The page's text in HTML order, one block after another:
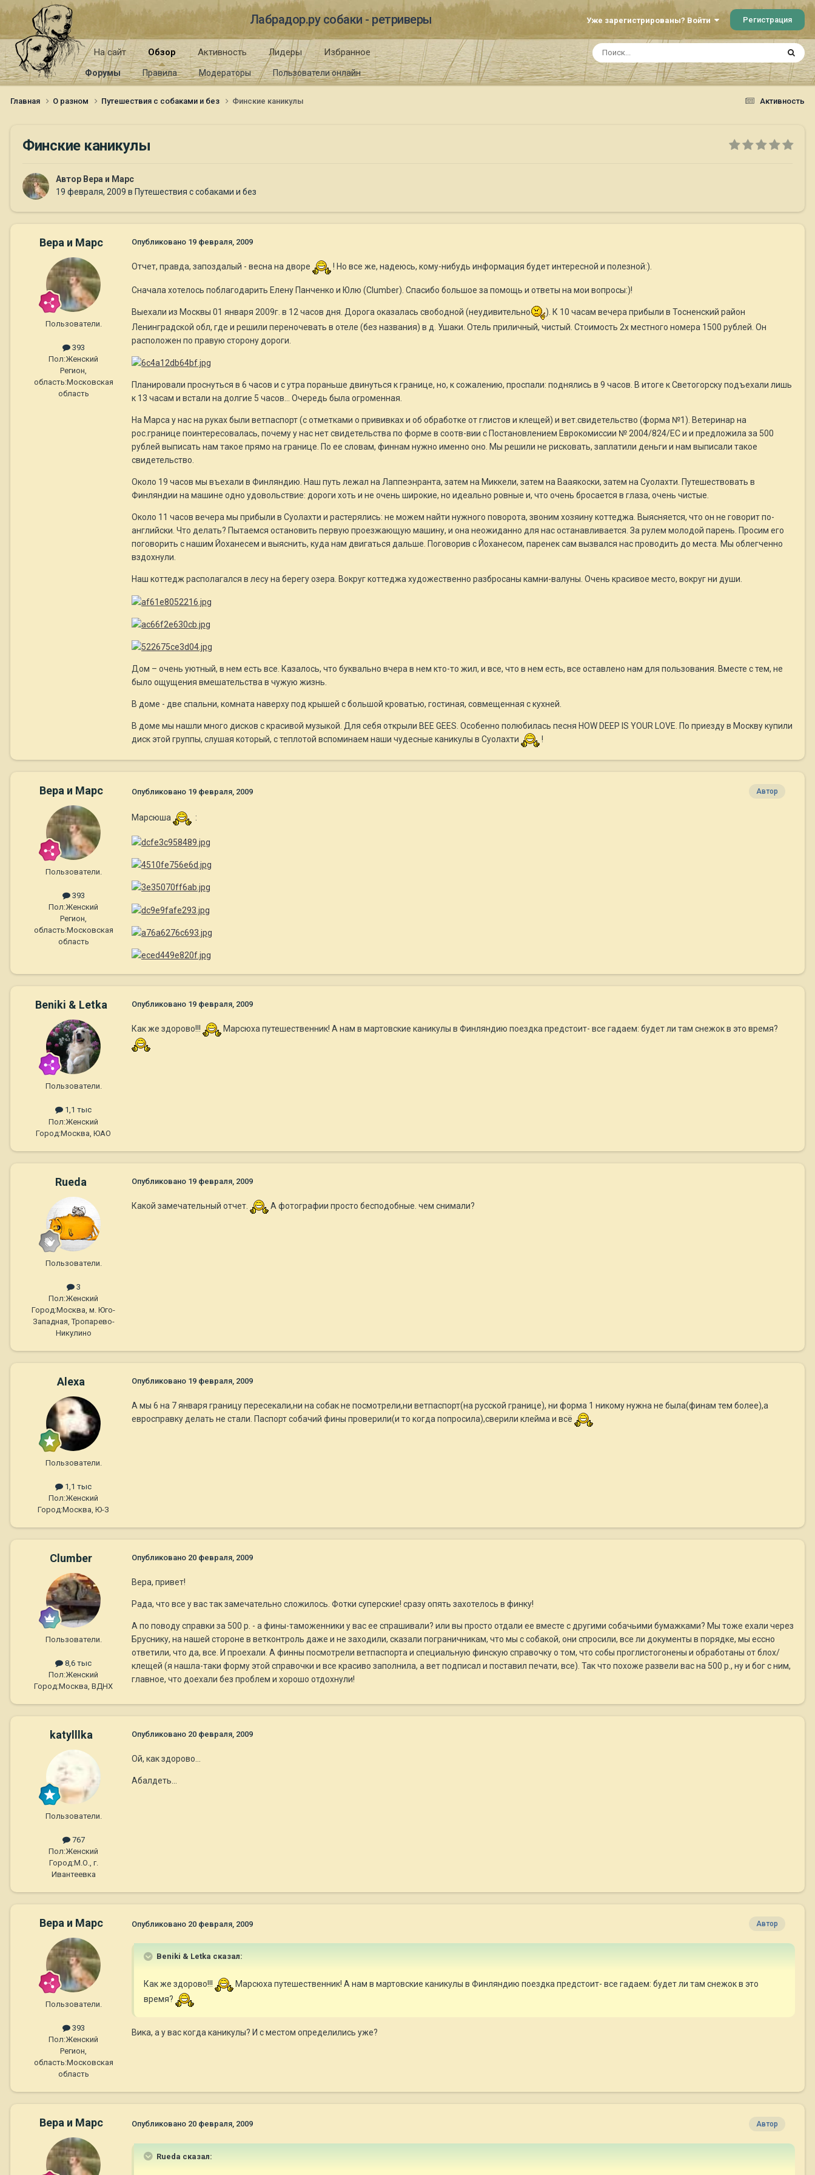
Лабрадор.ру собаки - ретриверы Уже зарегистрированы? Войти Регистрация
На сайт Обзор
Форумы Правила Модераторы Пользователи онлайн
Активность Лидеры Избранное
Активность
Главная О разном Путешествия с собаками и без Финские каникулы
Финские каникулы
Автор Вера и Марс
19 февраля, 2009 в Путешествия с собаками и без
Вера и Марс
Пользователи.
393
Пол:Женский
Регион,
область:Московская
область
Опубликовано 19 февраля, 2009
Отчет, правда, запоздалый - весна на дворе ! Но все же, надеюсь, кому-нибудь информация будет интересной и полезной:).
Сначала хотелось поблагодарить Елену Панченко и Юлю (Clumber). Спасибо большое за помощь и ответы на мои вопросы:)!
Выехали из Москвы 01 января 2009г. в 12 часов дня. Дорога оказалась свободной (неудивительно
). К 10 часам вечера прибыли в Тосненский район
Ленинградской обл, где и решили переночевать в отеле (без названия) в д. Ушаки. Отель приличный, чистый. Стоимость 2х местного номера 1500 рублей. Он
расположен по правую сторону дороги.
Планировали проснуться в 6 часов и с утра пораньше двинуться к границе, но, к сожалению, проспали: поднялись в 9 часов. В итоге к Светогорску подъехали лишь
к 13 часам и встали на долгие 5 часов… Очередь была огроменная.
На Марса у нас на руках были ветпаспорт (с отметками о прививках и об обработке от глистов и клещей) и вет.свидетельство (форма №1). Ветеринар на
рос.границе поинтересовалась, почему у нас нет свидетельства по форме в соотв-вии с Постановлением Еврокомиссии № 2004/824/EC и и предложила за 500
рублей выписать нам такое прямо на границе. По ее словам, финнам нужно именно оно. Мы решили не рисковать, заплатили деньги и нам выписали такое
свидетельство.
Около 19 часов мы въехали в Финляндию. Наш путь лежал на Лаппеэнранта, затем на Миккели, затем на Вааякоски, затем на Суолахти. Путешествовать в
Финляндии на машине одно удовольствие: дороги хоть и не очень широкие, но идеально ровные и, что очень бросается в глаза, очень чистые.
Около 11 часов вечера мы прибыли в Суолахти и растерялись: не можем найти нужного поворота, звоним хозяину коттеджа. Выясняется, что он не говорит по-
английски. Что делать? Пытаемся остановить первую проезжающую машину, и она неожиданно для нас останавливается. За рулем молодой парень. Просим его
поговорить с нашим Йоханесем и выяснить, куда нам двигаться дальше. Поговорив с Йоханесом, паренек сам вызвался нас проводить до места. Мы облегченно
вздохнули.
Наш коттедж располагался в лесу на берегу озера. Вокруг коттеджа художественно разбросаны камни-валуны. Очень красивое место, вокруг ни души.
Дом – очень уютный, в нем есть все. Казалось, что буквально вчера в нем кто-то жил, и все, что в нем есть, все оставлено нам для пользования. Вместе с тем, не
было ощущения вмешательства в чужую жизнь.
В доме - две спальни, комната наверху под крышей с большой кроватью, гостиная, совмещенная с кухней.
В доме мы нашли много дисков с красивой музыкой. Для себя открыли BEE GEES. Особенно полюбилась песня HOW DEEP IS YOUR LOVE. По приезду в Москву купили
диск этой группы, слушая который, с теплотой вспоминаем наши чудесные каникулы в Суолахти
!
Вера и Марс
Пользователи.
393
Пол:Женский
Регион,
область:Московская
область
Автор
Опубликовано 19 февраля, 2009
Марсюша :
Beniki & Letka
Пользователи.
1,1 тыс
Пол:Женский
Город:Москва, ЮАО
Опубликовано 19 февраля, 2009
Как же здорово!!! Марсюха путешественник! А нам в мартовские каникулы в Финляндию поездка предстоит- все гадаем: будет ли там снежок в это время?
Rueda
Пользователи.
3
Пол:Женский
Город:Москва, м. Юго-
Западная, Тропарево-
Никулино
Опубликовано 19 февраля, 2009
Какой замечательный отчет. А фотографии просто бесподобные. чем снимали?
Alexa
Пользователи.
1,1 тыс
Пол:Женский
Город:Москва, Ю-З
Опубликовано 19 февраля, 2009
А мы 6 на 7 января границу пересекали,ни на собак не посмотрели,ни ветпаспорт(на русской границе), ни форма 1 никому нужна не была(финам тем более),а
евросправку делать не стали. Паспорт собачий фины проверили(и то когда попросила),сверили клейма и всё
Clumber
Пользователи.
8,6 тыс
Пол:Женский
Город:Москва, ВДНХ
Опубликовано 20 февраля, 2009
Вера, привет!
Рада, что все у вас так замечательно сложилось. Фотки суперские! сразу опять захотелось в финку!
А по поводу справки за 500 р. - а фины-таможенники у вас ее спрашивали? или вы просто отдали ее вместе с другими собачьими бумажками? Мы тоже ехали через
Бруснику, на нашей стороне в ветконтроль даже и не заходили, сказали пограничникам, что мы с собакой, они спросили, все ли документы в порядке, мы ессно
ответили, что да, все. И проехали. А финны посмотрели ветпаспорта и специальную финскую справочку о том, что собы проглистогонены и обработаны от блох/
клещей (я нашла-таки форму этой справочки и все красиво заполнила, а вет подписал и поставил печати, все). Так что похоже развели вас на 500 р., ну и бог с ним,
главное, что доехали без проблем и хорошо отдохнули!
katylllka
Пользователи.
767
Пол:Женский
Город:М.О., г.
Ивантеевка
Опубликовано 20 февраля, 2009
Ой, как здорово...
Абалдеть...
Вера и Марс
Пользователи.
393
Пол:Женский
Регион,
область:Московская
область
Автор
Опубликовано 20 февраля, 2009
Beniki & Letka сказал:
Как же здорово!!!
Марсюха путешественник! А нам в мартовские каникулы в Финляндию поездка предстоит- все гадаем: будет ли там снежок в это
время?
Вика, а у вас когда каникулы? И с местом определились уже?
Вера и Марс Автор
Опубликовано 20 февраля, 2009
Rueda сказал: